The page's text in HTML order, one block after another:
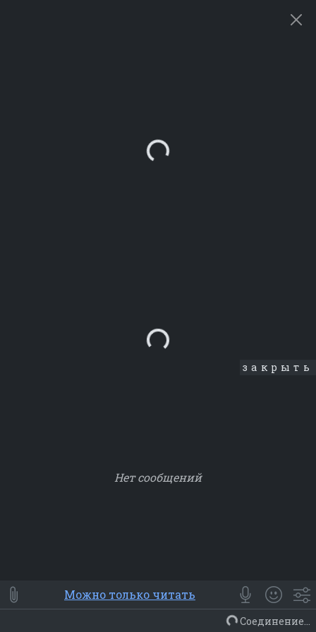
Loading... закрыть
Нет сообщений
⭐ Мои Smile
😀 Emoji
Смайлики
Люди Животные Еда Объекты
Можно только читать
Соединение...